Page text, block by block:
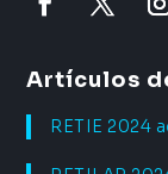
Artículos
RETIE 2024